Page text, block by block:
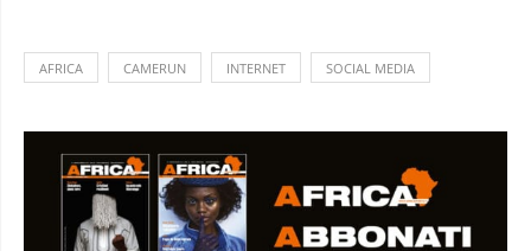
AFRICA CAMERUN INTERNET SOCIAL MEDIA